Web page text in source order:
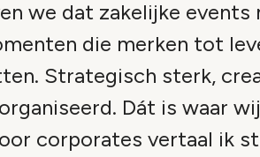
we dat zakelijke events
die merken tot
Strategisch sterk,
Dát is waar
corporates vertaal ik